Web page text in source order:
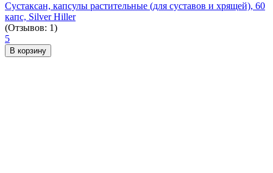
Сустаксан, капсулы растительные (для суставов и хрящей), 60
капс, Silver Hiller
(Отзывов: 1)
5
В корзину